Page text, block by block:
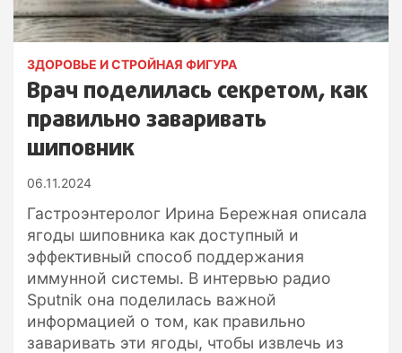
ЗДОРОВЬЕ И СТРОЙНАЯ ФИГУРА
Врач поделилась секретом, как
правильно заваривать
шиповник
06.11.2024
Гастроэнтеролог Ирина Бережная описала
ягоды шиповника как доступный и
эффективный способ поддержания
иммунной системы. В интервью радио
Sputnik она поделилась важной
информацией о том, как правильно
заваривать эти ягоды, чтобы извлечь из